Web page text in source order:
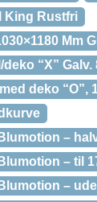
King Rustfri
Mm
“X” Galv.
deko “O”,
–
– til
–